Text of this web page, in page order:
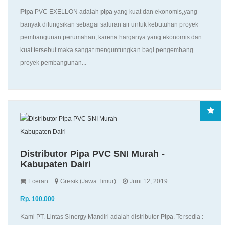
Pipa PVC EXELLON adalah pipa yang kuat dan ekonomis,yang
banyak difungsikan sebagai saluran air untuk kebutuhan proyek
pembangunan perumahan, karena harganya yang ekonomis dan
kuat tersebut maka sangat menguntungkan bagi pengembang
proyek pembangunan...
Distributor Pipa PVC SNI Murah -
Kabupaten Dairi
Eceran Gresik (Jawa Timur) Juni 12, 2019
Rp. 100.000
Kami PT. Lintas Sinergy Mandiri adalah distributor Pipa . Tersedia :